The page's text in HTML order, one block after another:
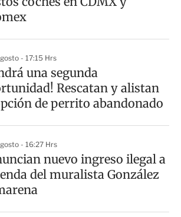
- 17:15 Hrs
una segunda
Rescatan y alistan
de perrito abandonado
- 16:27 Hrs
nuevo ingreso ilegal a
del muralista González